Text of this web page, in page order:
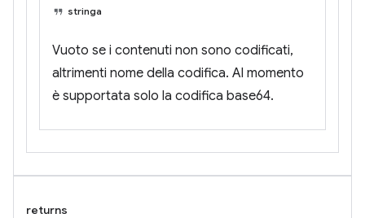
stringa
Vuoto se i contenuti non sono codificati,
altrimenti nome della codifica. Al momento
è supportata solo la codifica base64.
returns